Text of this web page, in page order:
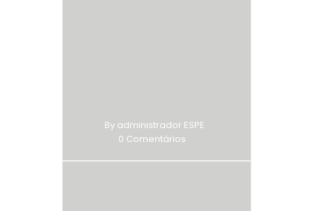
By administrador ESPE
0 Comentários